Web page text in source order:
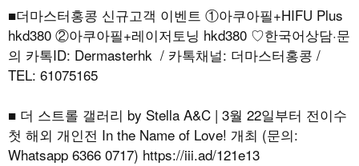
■더마스터홍콩 신규고객 이벤트 ①아쿠아필+HIFU Plus
hkd380 ②아쿠아필+레이저토닝 hkd380 ♡한국어상담·문
의 카톡ID: Dermasterhk / 카톡채널: 더마스터홍콩 /
TEL: 61075165
■ 더 스트롤 갤러리 by Stella A&C | 3월 22일부터 전이수
첫 해외 개인전 In the Name of Love! 개최 (문의:
Whatsapp 6366 0717) https://iii.ad/121e13